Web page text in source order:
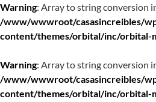
Warning: Array to string conversion
/www/wwwroot/casasincreibles/
content/themes/orbital/inc/orbital-
Warning: Array to string conversion
/www/wwwroot/casasincreibles/
content/themes/orbital/inc/orbital-